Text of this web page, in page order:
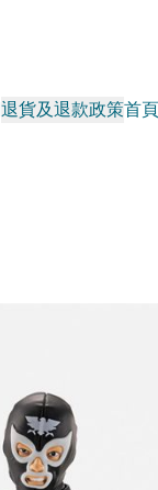
退貨及退款政策首頁